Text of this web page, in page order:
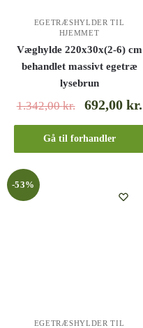
EGETRÆSHYLDER TIL
HJEMMET
Væghylde 220x30x(2-6) cm
behandlet massivt egetræ
lysebrun
1.342,00kr. 692,00 kr.
Gå til forhandler
-53%
EGETRÆSHYLDER TIL